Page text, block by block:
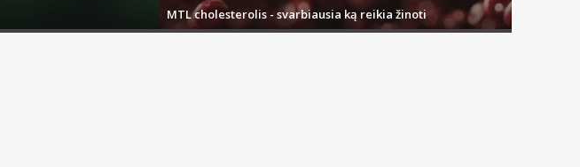
MTL cholesterolis - svarbiausia ką reikia žinoti